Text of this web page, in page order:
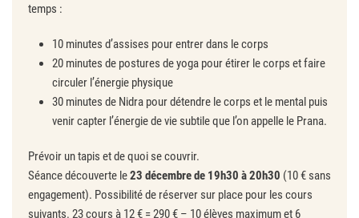
temps :
10 minutes d’assises pour entrer dans le corps
20 minutes de postures de yoga pour étirer le corps et faire
circuler l’énergie physique
30 minutes de Nidra pour détendre le corps et le mental puis
venir capter l’énergie de vie subtile que l’on appelle le Prana.
Prévoir un tapis et de quoi se couvrir.
Séance découverte le23 décembre de 19h30 à 20h30 (10 € sans
engagement). Possibilité de réserver sur place pour les cours
suivants. 23 cours à 12 € = 290 € – 10 élèves maximum et 6